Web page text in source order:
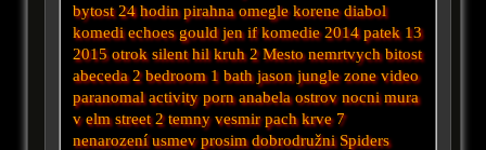
bytost 24 hodin pirahna omegle korene diabol
komedi echoes gould jen if komedie 2014 patek 13
2015 otrok silent hil kruh 2 Mesto nemrtvych bitost
abeceda 2 bedroom 1 bath jason jungle zonevideo
paranomal activity porn anabela ostrov nocni mura
v elm street 2 temny vesmir pach krve 7
nenarození usmev prosim dobrodružni Spiders